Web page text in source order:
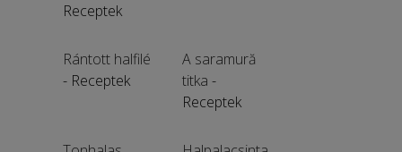
Receptek
Rántott halfilé
- Receptek
A saramură
titka -
Receptek